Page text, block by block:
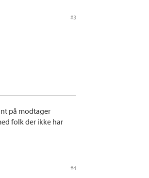
#3
på modtager
folk der ikke har
#4